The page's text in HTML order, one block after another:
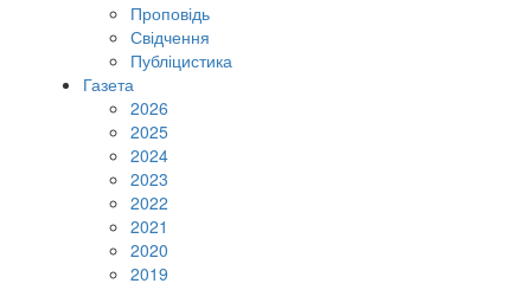
Проповідь
Свідчення
Публіцистика
Газета
2026
2025
2024
2023
2022
2021
2020
2019